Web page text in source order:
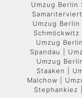
Umzug Berlin
Umzug
Schmöckwitz
Umzug
Spandau |
Umzug
Staaken |
Malchow |
Stephankiez